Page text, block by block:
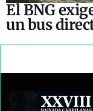
El BNG
un bus